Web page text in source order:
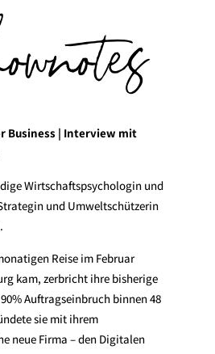
Business | Interview mit
Wirtschaftspsychologin und
und Umweltschützerin
Reise im Februar
kam, zerbricht ihre bisherige
Auftragseinbruch binnen 48
sie mit ihrem
neue Firma – den Digitalen